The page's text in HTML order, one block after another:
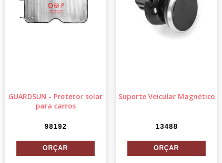
GUARDSUN - Protetor solar
para carros
98192
Suporte Veicular Magnético
13488